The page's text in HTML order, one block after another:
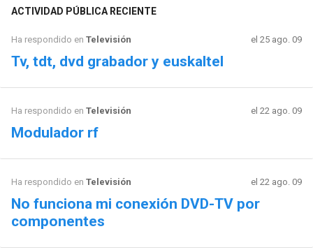
ACTIVIDAD PÚBLICA RECIENTE
Ha respondido en Televisión el 25 ago. 09
Tv, tdt, dvd grabador y euskaltel
Ha respondido en Televisión el 22 ago. 09
Modulador rf
Ha respondido en Televisión el 22 ago. 09
No funciona mi conexión DVD-TV por
componentes